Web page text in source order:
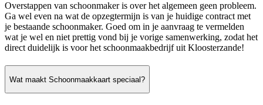
Overstappen van schoonmaker is over het algemeen geen probleem.
Ga wel even na wat de opzegtermijn is van je huidige contract met
je bestaande schoonmaker. Goed om in je aanvraag te vermelden
wat je wel en niet prettig vond bij je vorige samenwerking, zodat het
direct duidelijk is voor het schoonmaakbedrijf uit Kloosterzande!
Wat maakt Schoonmaakkaart speciaal?